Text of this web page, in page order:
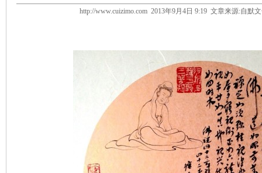
http://www.cuizimo.com 2013年9月4日 9:19 文章来源:自默